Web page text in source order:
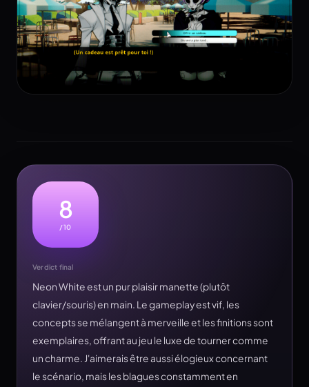
8
/10
Verdict final
Neon White est un pur plaisir manette (plutôt
clavier/souris) en main. Le gameplay est vif, les
concepts se mélangent à merveille et les finitions sont
exemplaires, offrant au jeu le luxe de tourner comme
un charme. J'aimerais être aussi élogieux concernant
le scénario, mais les blagues constamment en